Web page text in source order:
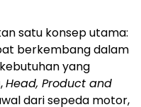
satu konsep utama:
berkembang dalam
yang
,Head, Product and
dari sepeda motor,